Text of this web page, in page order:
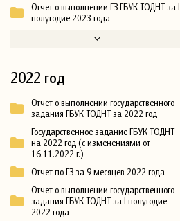
Отчет о выполнении ГЗ ГБУК ТОДНТ за I
полугодие 2023 года
2022 год
Отчет о выполнении государственного
задания ГБУК ТОДНТ за 2022 год
Государственное задание ГБУК ТОДНТ
на 2022 год (с изменениями от
16.11.2022 г.)
Отчет по ГЗ за 9 месяцев 2022 года
Отчет о выполнении государственного
задания ГБУК ТОДНТ за I полугодие
2022 года